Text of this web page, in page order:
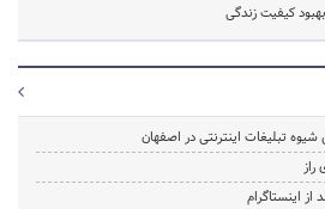
کیفیت زندگی
تبلیغات اینترنتی در اصفهان
اینستاگرام